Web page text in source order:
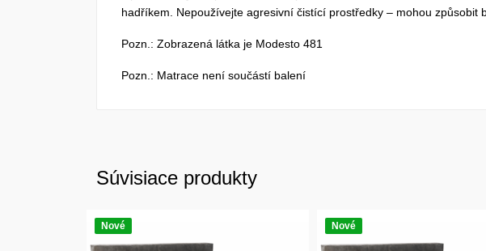
hadříkem. Nepoužívejte agresivní čistící prostředky – mohou způsobit
Pozn.: Zobrazená látka je Modesto 481
Pozn.: Matrace není součástí balení
Súvisiace produkty
Nové Nové